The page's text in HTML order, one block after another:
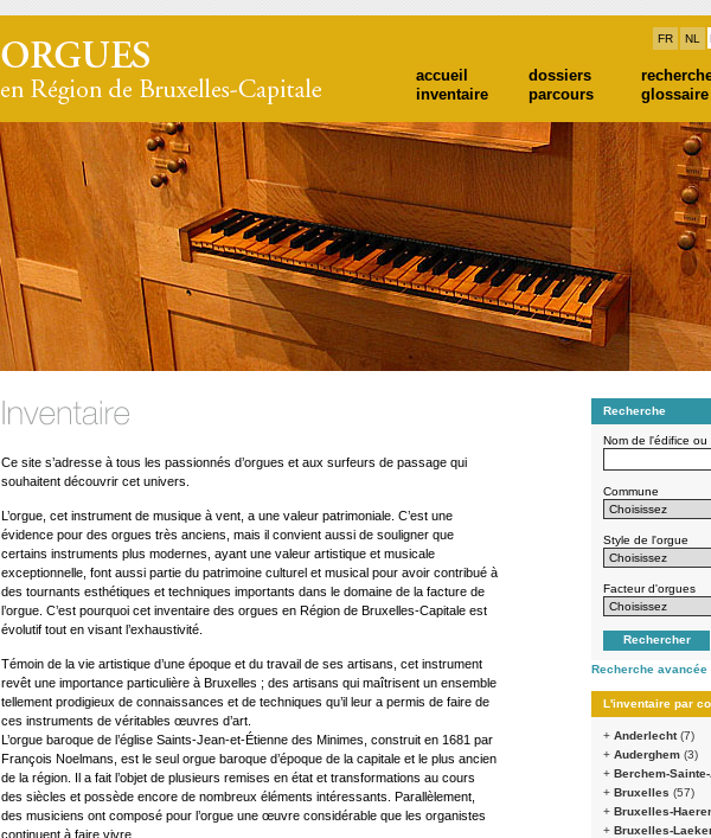
FR NL
accueil dossiers
inventaire
parcours glossaire
Ce site s’adresse à tous les passionnés d’orgues et aux surfeurs de passage qui
souhaitent découvrir cet univers.
L’orgue, cet instrument de musique à vent, a une valeur patrimoniale. C’est une
évidence pour des orgues très anciens, mais il convient aussi de souligner que
certains instruments plus modernes, ayant une valeur artistique et musicale
exceptionnelle, font aussi partie du patrimoine culturel et musical pour avoir contribué à
des tournants esthétiques et techniques importants dans le domaine de la facture de
l’orgue. C’est pourquoi cet inventaire des orgues en Région de Bruxelles-Capitale est
évolutif tout en visant l’exhaustivité.
Témoin de la vie artistique d’une époque et du travail de ses artisans, cet instrument
revêt une importance particulière à Bruxelles ; des artisans qui maîtrisent un ensemble
tellement prodigieux de connaissances et de techniques qu’il leur a permis de faire de
ces instruments de véritables œuvres d’art.
L’orgue baroque de l’église Saints-Jean-et-Étienne des Minimes, construit en 1681 par
François Noelmans, est le seul orgue baroque d’époque de la capitale et le plus ancien
de la région. Il a fait l’objet de plusieurs remises en état et transformations au cours
des siècles et possède encore de nombreux éléments intéressants. Parallèlement,
des musiciens ont composé pour l’orgue une œuvre considérable que les organistes
continuent à faire vivre.
Recherche
Nom de l'édifice ou
Commune
Style de l'orgue
Facteur d'orgues
Recherche avancée
L'inventaire par
+ Anderlecht(7)
+ Auderghem (3)
+ Berchem-
+ Bruxelles (57)
+ Bruxelles-
+ Bruxelles-